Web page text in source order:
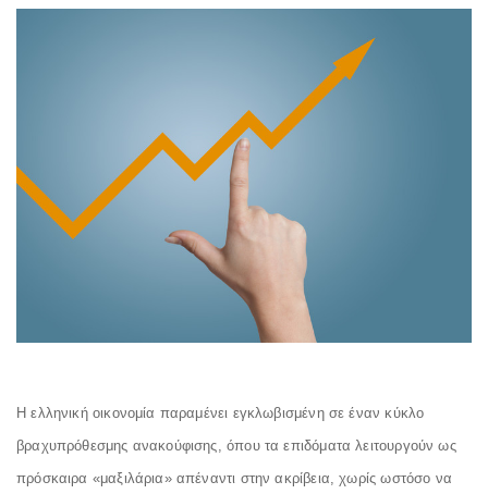
Η ελληνική οικονομία παραμένει εγκλωβισμένη σε έναν κύκλο
βραχυπρόθεσμης ανακούφισης, όπου τα επιδόματα λειτουργούν ως
πρόσκαιρα «μαξιλάρια» απέναντι στην ακρίβεια, χωρίς ωστόσο να